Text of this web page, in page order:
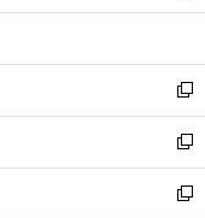
開
ウ
開
く
ン
ウ
で
開
く
ウ
ン
ド
ウ
で
開
く
し
ウ
ィ
ン
ド
ウ
で
新
し
い
ウ
ィ
新
し
い
新